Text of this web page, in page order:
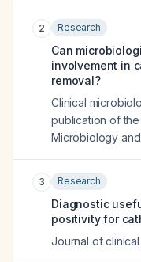
2 Research
Can
involvement in
removal?
Clinical
publication of
Microbiology
3 Research
Diagnostic
positivity for
Journal of